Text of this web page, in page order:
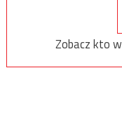
Zobacz kto